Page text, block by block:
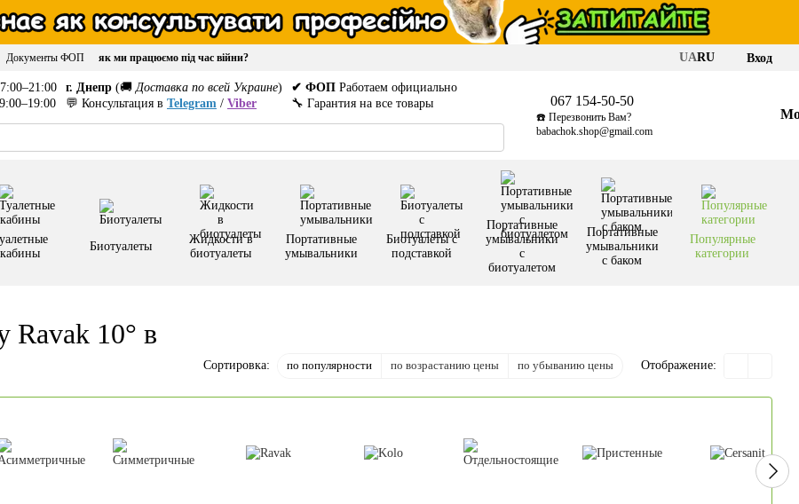
Документы ФОП як ми працюємо під час війни? UARU Вход
г. Днепр (🚚 Доставка по всей Украине)
💬 Консультация в Telegram / Viber
✔ ФОП Работаем официально
🔧 Гарантия на все товары
067 154-50-50
☎️ Перезвонить Вам?
babachok.shop@gmail.com
кабины
Биотуалеты
Жидкости в
биотуалеты
Портативные
умывальники
Биотуалеты с
подставкой
Портативные
умывальники
с
биотуалетом
Портативные
умывальники
с баком
Популярные
категории
10° в
Сортировка: по популярности по возрастанию цены по убыванию цены Отображение: